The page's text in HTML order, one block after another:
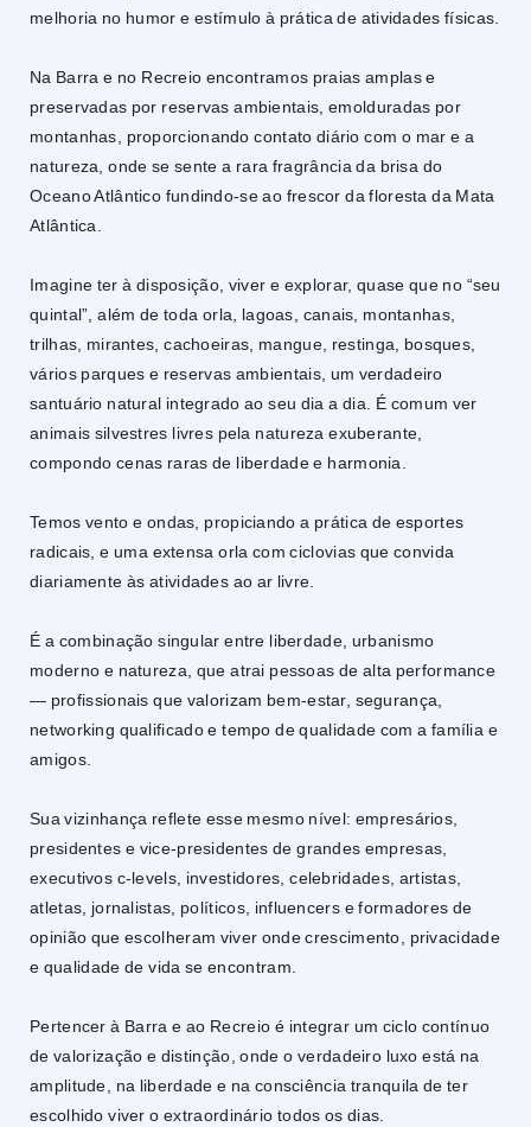
melhoria no humor e estímulo à prática de atividades físicas.
Na Barra e no Recreio encontramos praias amplas e
preservadas por reservas ambientais, emolduradas por
montanhas, proporcionando contato diário com o mar e a
natureza, onde se sente a rara fragrância da brisa do
Oceano Atlântico fundindo-se ao frescor da floresta da Mata
Atlântica.
Imagine ter à disposição, viver e explorar, quase que no “seu
quintal”, além de toda orla, lagoas, canais, montanhas,
trilhas, mirantes, cachoeiras, mangue, restinga, bosques,
vários parques e reservas ambientais, um verdadeiro
santuário natural integrado ao seu dia a dia. É comum ver
animais silvestres livres pela natureza exuberante,
compondo cenas raras de liberdade e harmonia.
Temos vento e ondas, propiciando a prática de esportes
radicais, e uma extensa orla com ciclovias que convida
diariamente às atividades ao ar livre.
É a combinação singular entre liberdade, urbanismo
moderno e natureza, que atrai pessoas de alta performance
— profissionais que valorizam bem-estar, segurança,
networking qualificado e tempo de qualidade com a família e
amigos.
Sua vizinhança reflete esse mesmo nível: empresários,
presidentes e vice-presidentes de grandes empresas,
executivos c-levels, investidores, celebridades, artistas,
atletas, jornalistas, políticos, influencers e formadores de
opinião que escolheram viver onde crescimento, privacidade
e qualidade de vida se encontram.
Pertencer à Barra e ao Recreio é integrar um ciclo contínuo
de valorização e distinção, onde o verdadeiro luxo está na
amplitude, na liberdade e na consciência tranquila de ter
escolhido viver o extraordinário todos os dias.